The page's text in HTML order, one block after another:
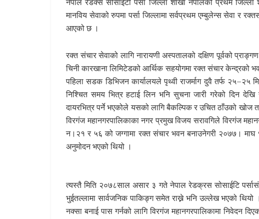
मानविय सेवाको रुपमा पर्सा जिल्लामा सर्वप्रथम एम्बुलेन्स सेवा र
आएको छ ।
रक्त संचार सेवाको लागि नारायणी अस्पतालको दक्षिण पूर्वको
चिनी कारखाना लिमिटेडको आर्थिक सहयोगमा रक्त संचार केन्द्रको
पहिला सडक डिभिजन कार्यालयले पृथ्वी राजर्माग दुवै तर्फ २५–२५
निश्चित समय भित्र हटाई लिन भनि सुचना जारी गरेको दिन
दायरभित्र पर्ने भएकोले यसको लागि बैकल्पिक र उचित ठाँउको खोज
विरगंज महानगरपालिकाका नगर प्रमुख विजय सरावगिले विरगंज
न।२१ र ५६ को जग्गामा रक्त संचार भवन बनाउनेगरी २०७७। माघ
अनुमोदन भएको थियो ।
त्यस्तै मिति २०७८साल असार ३ गते नेपाल रेडक्रस सोसाईटि
भुईतल्लामा सार्वजनिक पाकिङ्ग समेत राख्ने भनि उल्लेख भएको
नक्सा बनाई पास गर्नको लागि विरगंज महानगरपालिकामा निवेदन